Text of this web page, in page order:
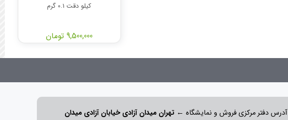
کیلو دقت 0.1 گرم
9,500,000 تومان
آدرس دفتر مرکزی فروش و نمایشگاه ← تهران میدان آزادی خیابان آزادی میدان